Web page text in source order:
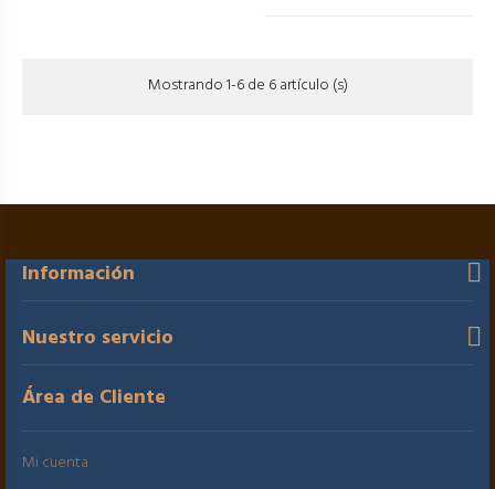
Mostrando 1-6 de 6 artículo (s)
Información
Nuestro servicio
Área de Cliente
Mi cuenta